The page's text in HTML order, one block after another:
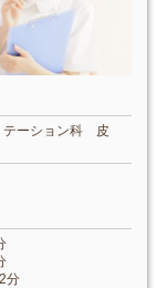
ーション科 皮
分